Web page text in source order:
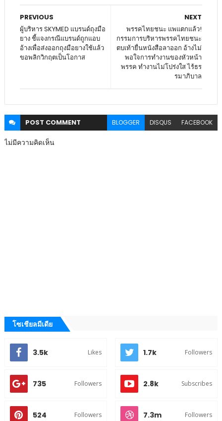
NEXT
พรรคไทยชนะ แพแตกแล้ว!
กรรมการบริหารพรรคไทยชนะ
ตบเท้ายื่นหนังสือลาออก อ้างไม่
พอใจการทำงานของหัวหน้า
พรรค ทำงานไม่โปร่งใส ไร้ธร
รมาภิบาล
PREVIOUS
ผู้บริหาร SKYMED แบรนด์ถุงมือ
ยาง ชี้แจงกรณีแบรนด์ถูกแอบ
อ้างเพื่อส่งออกถุงมือยางใช้แล้ว
ขอพลิกวิกฤตเป็นโอกาส
POST COMMENT BLOGGER DISQUS FACEBOOK
ไม่มีความคิดเห็น
โซเชียลมีเดีย
3.5k Likes 1.7k Followers
735 Followers 2.8k Subscribes
524 Followers 7.3m Followers